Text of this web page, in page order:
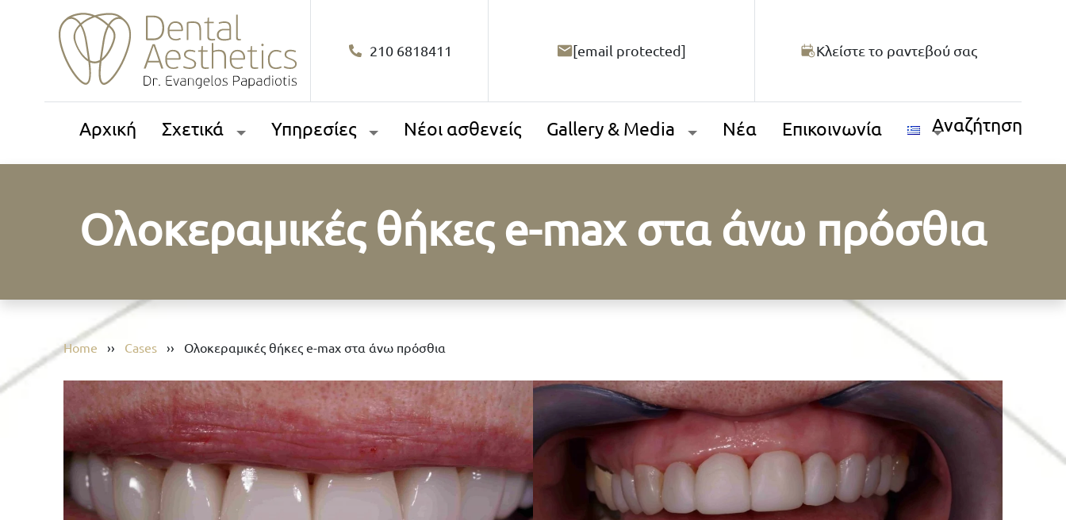
210 6818411 [email protected] Κλείστε το ραντεβού σας
Αρχική Σχετικά Υπηρεσίες Νέοι ασθενείς Gallery & Media Νέα Επικοινωνία Αναζήτηση
Ολοκεραμικές θήκες e-max στα άνω πρόσθια
Home ›› Cases ›› Ολοκεραμικές θήκες e-max στα άνω πρόσθια